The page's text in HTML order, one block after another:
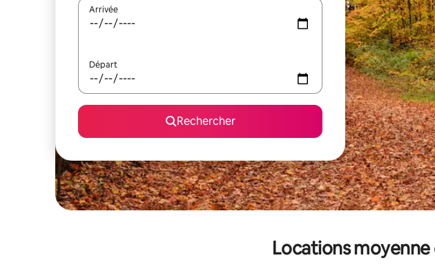
Arrivée
Départ
Rechercher
Locations